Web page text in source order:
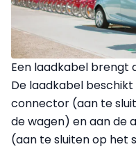
Een laadkabel brengt
De laadkabel
connector (aan te
de wagen) en aan de
(aan te sluiten op het